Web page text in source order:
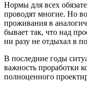
Нормы для всех
проводят многие. Но
проживания в
бывает так, что над
ни разу не отдыхал в
В последние годы
важность проработки
полноценного